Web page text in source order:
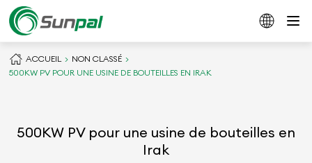
ACCUEIL
NON CLASSÉ
500KW PV POUR UNE USINE DE BOUTEILLES EN IRAK
500KW PV pour une usine de bouteilles en
Irak